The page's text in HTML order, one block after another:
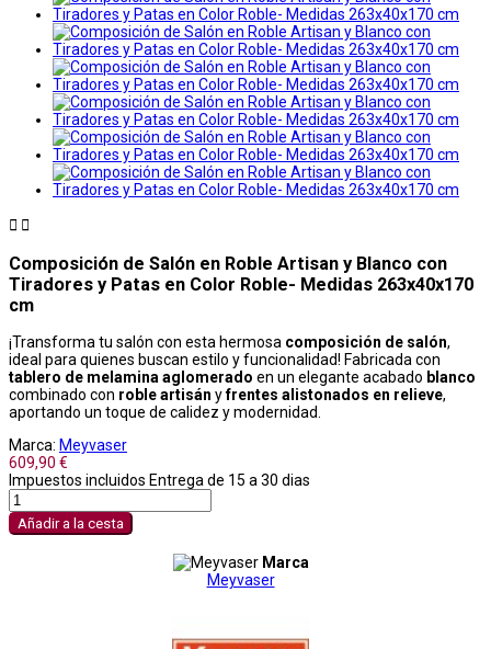
 
Composición de Salón en Roble Artisan y Blanco con
Tiradores y Patas en Color Roble- Medidas 263x40x170
cm
¡Transforma tu salón con esta hermosa composición de salón,
ideal para quienes buscan estilo y funcionalidad! Fabricada con
tablero de melamina aglomerado en un elegante acabado blanco
combinado con roble artisán yfrentes alistonados en relieve,
aportando un toque de calidez y modernidad.
Marca: Meyvaser
609,90 €
Impuestos incluidos Entrega de 15 a 30 dias
Añadir a la cesta
Marca
Meyvaser